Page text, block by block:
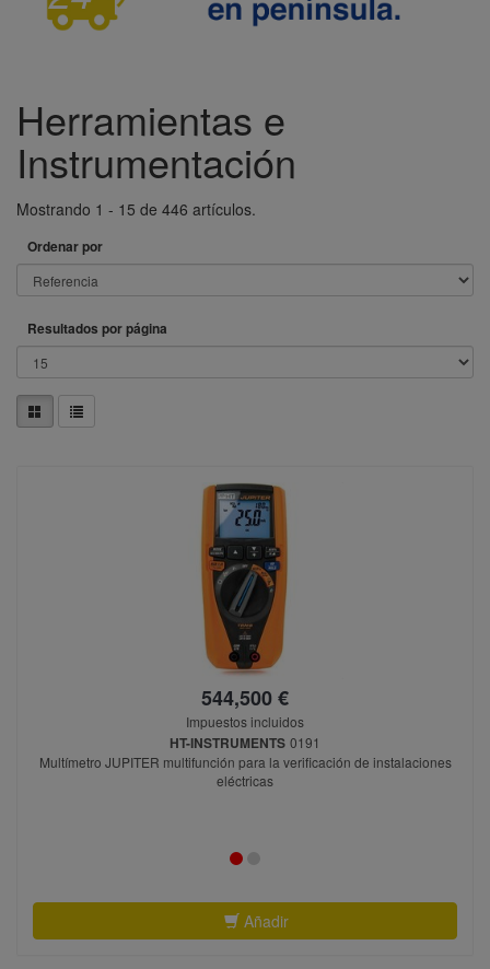
Herramientas e
Instrumentación
Mostrando 1 - 15 de 446 artículos.
Ordenar por
Resultados por página
544,500 €
Impuestos incluidos
HT-INSTRUMENTS 0191
Multímetro JUPITER multifunción para la verificación de instalaciones
eléctricas
Añadir